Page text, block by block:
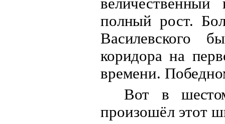
полный рост.
Василевского
коридора на
времени.
Вот в
произошёл этот